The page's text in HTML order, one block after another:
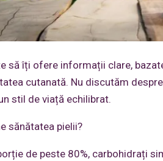
să îți ofere informații clare,
cutanată. Nu discutăm
stil de viață echilibrat.
sănătatea pielii?
de peste 80%, carbohidrați